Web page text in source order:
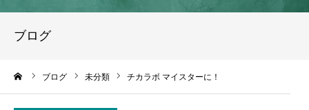
ブログ
ブログ 未分類 チカラボ マイスターに！
NEWS